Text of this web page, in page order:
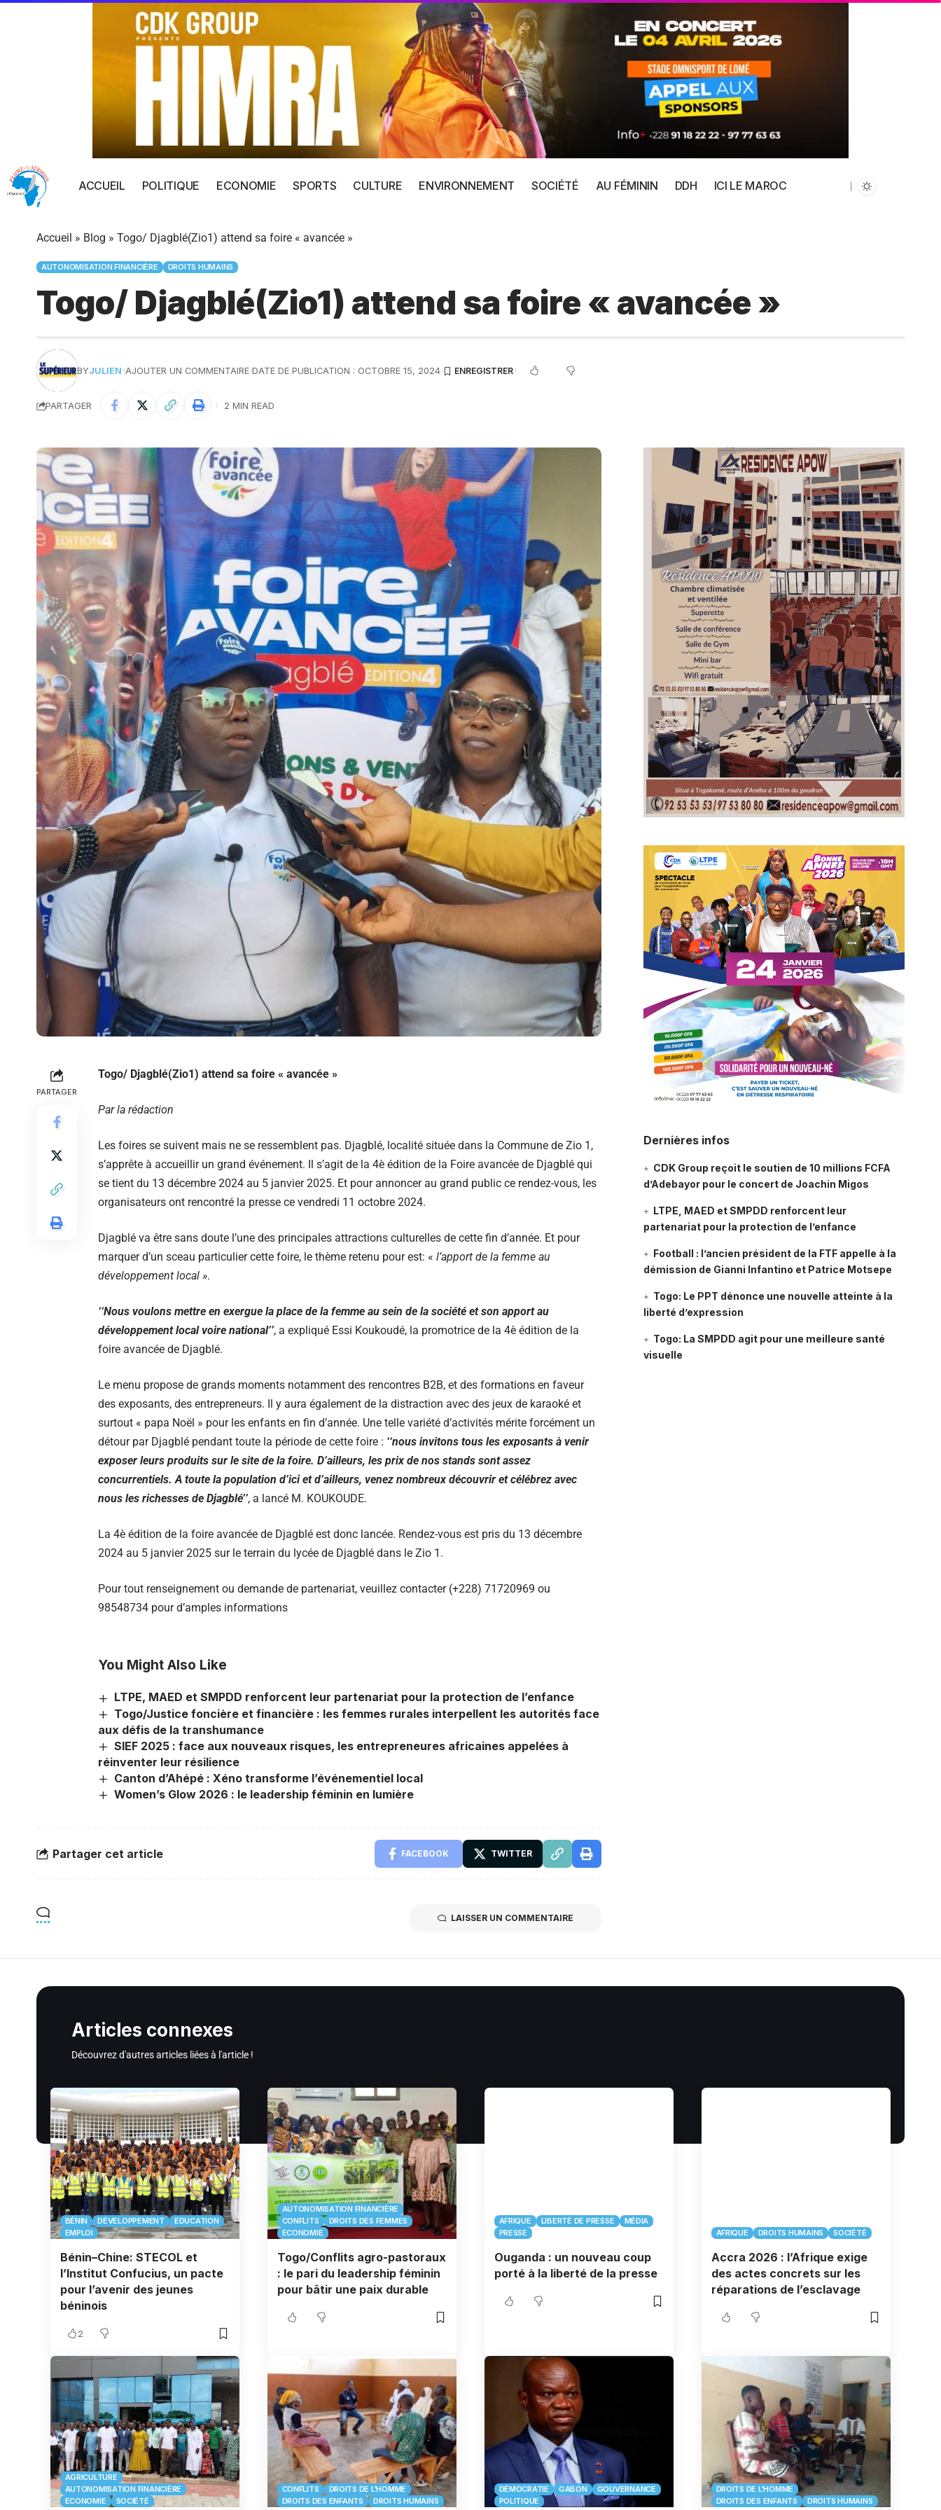
ACCUEIL POLITIQUE ECONOMIE SPORTS CULTURE ENVIRONNEMENT SOCIÉTÉ AU FÉMININ DDH ICI LE MAROC
Accueil » Blog » Togo/ Djagblé(Zio1) attend sa foire « avancée »
AUTONOMISATION FINANCIÈRE DROITS HUMAINS
Togo/ Djagblé(Zio1) attend sa foire « avancée »
BYJULIEN AJOUTER UN COMMENTAIRE DATE DE PUBLICATION : OCTOBRE 15, 2024
PARTAGER 2 MIN READ
PARTAGER
Togo/ Djagblé(Zio1) attend sa foire « avancée »
Par la rédaction
Les foires se suivent mais ne se ressemblent pas. Djagblé, localité située dans la Commune de Zio 1,
s’apprête à accueillir un grand événement. Il s’agit de la 4è édition de la Foire avancée de Djagblé qui
se tient du 13 décembre 2024 au 5 janvier 2025. Et pour annoncer au grand public ce rendez-vous, les
organisateurs ont rencontré la presse ce vendredi 11 octobre 2024.
Djagblé va être sans doute l’une des principales attractions culturelles de cette fin d’année. Et pour
marquer d’un sceau particulier cette foire, le thème retenu pour est: « l’apport de la femme au
développement local ».
‘‘Nous voulons mettre en exergue la place de la femme au sein de la société et son apport au
développement local voire national’’, a expliqué Essi Koukoudé, la promotrice de la 4è édition de la
foire avancée de Djagblé.
Le menu propose de grands moments notamment des rencontres B2B, et des formations en faveur
des exposants, des entrepreneurs. Il y aura également de la distraction avec des jeux de karaoké et
surtout « papa Noël » pour les enfants en fin d’année. Une telle variété d’activités mérite forcément un
détour par Djagblé pendant toute la période de cette foire : ‘‘nous invitons tous les exposants à venir
exposer leurs produits sur le site de la foire. D’ailleurs, les prix de nos stands sont assez
concurrentiels. A toute la population d’ici et d’ailleurs, venez nombreux découvrir et célébrez avec
nous les richesses de Djagblé’’, a lancé M. KOUKOUDE.
La 4è édition de la foire avancée de Djagblé est donc lancée. Rendez-vous est pris du 13 décembre
2024 au 5 janvier 2025 sur le terrain du lycée de Djagblé dans le Zio 1.
Pour tout renseignement ou demande de partenariat, veuillez contacter (+228) 71720969 ou
98548734 pour d’amples informations
You Might Also Like
LTPE, MAED et SMPDD renforcent leur partenariat pour la protection de l’enfance
Togo/Justice foncière et financière : les femmes rurales interpellent les autorités face
aux défis de la transhumance
SIEF 2025 : face aux nouveaux risques, les entrepreneures africaines appelées à
réinventer leur résilience
Canton d’Ahépé : Xéno transforme l’événementiel local
Women’s Glow 2026 : le leadership féminin en lumière
Partager cet article FACEBOOK TWITTER
LAISSER UN COMMENTAIRE
Dernières infos
CDK Group reçoit le soutien de 10 millions FCFA
d’Adebayor pour le concert de Joachin Migos
LTPE, MAED et SMPDD renforcent leur
partenariat pour la protection de l’enfance
Football : l’ancien président de la FTF appelle à la
démission de Gianni Infantino et Patrice Motsepe
Togo: Le PPT dénonce une nouvelle atteinte à la
liberté d’expression
Togo: La SMPDD agit pour une meilleure santé
visuelle
Articles connexes
Découvrez d'autres articles liées à l'article !
BÉNIN DÉVELOPPEMENT
EDUCATION
EMPLOI
Bénin–Chine: STECOL et
l’Institut Confucius, un pacte
pour l’avenir des jeunes
béninois
2
AUTONOMISATION FINANCIÈRE
CONFLITS
DROITS DES FEMMES
ECONOMIE
Togo/Conflits agro-pastoraux
: le pari du leadership féminin
pour bâtir une paix durable
AFRIQUE LIBERTÉ DE PRESSE
MÉDIA
PRESSE
Ouganda : un nouveau coup
porté à la liberté de la presse
AFRIQUE DROITS HUMAINS SOCIÉTÉ
Accra 2026 : l’Afrique exige
des actes concrets sur les
réparations de l’esclavage
AGRICULTURE
AUTONOMISATION FINANCIÈRE
ECONOMIE
SOCIÉTÉ
CONFLITS
DROITS DE L'HOMME
DROITS DES ENFANTS
DROITS HUMAINS
DÉMOCRATIE GABON
GOUVERNANCE
POLITIQUE
DROITS DE L'HOMME
DROITS DES ENFANTS
DROITS HUMAINS